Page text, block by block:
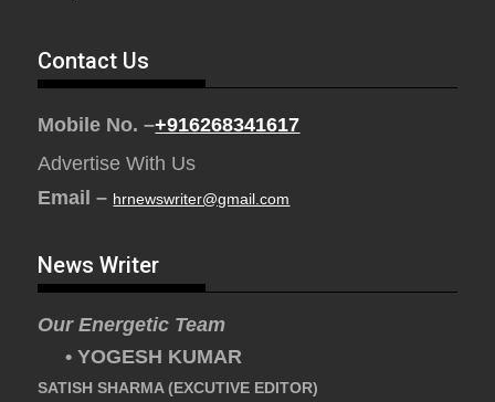
Contact Us
Mobile No. –+916268341617
Advertise With Us
Email – hrnewswriter@gmail.com
News Writer
Our Energetic Team
• YOGESH KUMAR
SATISH SHARMA (EXCUTIVE EDITOR)